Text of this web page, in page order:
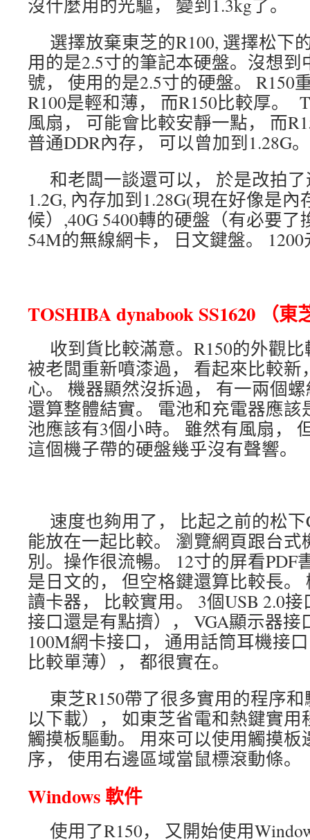
沒什麼用的光驅， 變到1.3kg了。
選擇放棄東芝的R100, 選擇松下
用的是2.5寸的筆記本硬盤。沒想到
號， 使用的是2.5寸的硬盤。 R150
R100是輕和薄， 而R150比較厚。
風扇， 可能會比較安靜一點， 而
普通DDR內存， 可以曾加到1.28G。
和老闆一談還可以， 於是改拍
1.2G, 內存加到1.28G(現在好像是
候）,40G 5400轉的硬盤（有必要了
54M的無線網卡， 日文鍵盤。 1200
TOSHIBA dynabook SS1620 （東
收到貨比較滿意。R150的外觀
被老闆重新噴漆過， 看起來比較新
心。 機器顯然沒拆過， 有一兩個
還算整體結實。 電池和充電器應該
池應該有3個小時。 雖然有風扇，
這個機子帶的硬盤幾乎沒有聲響。
速度也夠用了， 比起之前的松
能放在一起比較。 瀏覽網頁跟台
別。操作很流暢。 12寸的屏看PDF
是日文的， 但空格鍵還算比較長。
讀卡器， 比較實用。 3個USB 2.0
接口還是有點擠）， VGA顯示器接
100M網卡接口， 通用話筒耳機接
比較單薄）， 都很實在。
東芝R150帶了很多實用的程序
以下載）， 如東芝省電和熱鍵實
觸摸板驅動。 用來可以使用觸摸板
序， 使用右邊區域當鼠標滾動條。
Windows 軟件
使用了R150， 又開始使用